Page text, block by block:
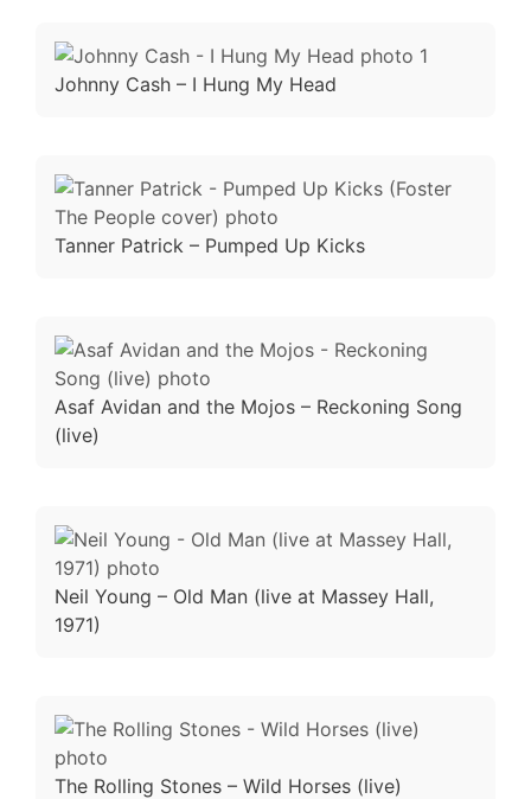
Johnny Cash – I Hung My Head
Tanner Patrick – Pumped Up Kicks
Asaf Avidan and the Mojos – Reckoning Song
(live)
Neil Young – Old Man (live at Massey Hall,
1971)
The Rolling Stones – Wild Horses (live)